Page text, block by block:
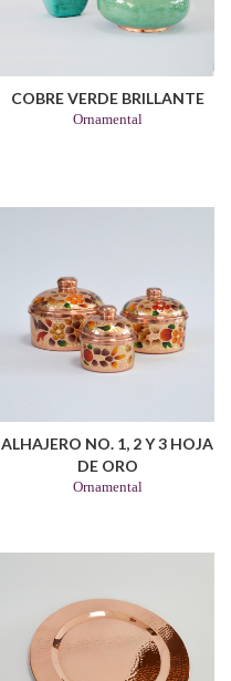
COBRE VERDE BRILLANTE
Ornamental
ALHAJERO NO. 1, 2 Y 3 HOJA
DE ORO
Ornamental